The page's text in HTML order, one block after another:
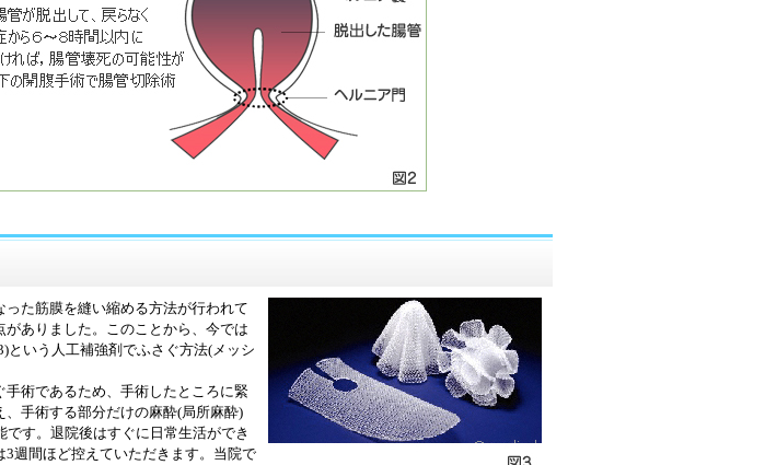
た筋膜を縫い縮める方法が行われて
ありました。このことから、今では
という人工補強剤でふさぐ方法(メッシ
術であるため、手術したところに緊
手術する部分だけの麻酔(局所麻酔)
す。退院後はすぐに日常生活ができ
週間ほど控えていただきます。当院で